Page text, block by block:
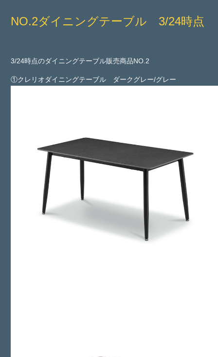
NO.2ダイニングテーブル 3/24時点
3/24時点のダイニングテーブル販売商品NO.2
①クレリオダイニングテーブル ダークグレー/グレー